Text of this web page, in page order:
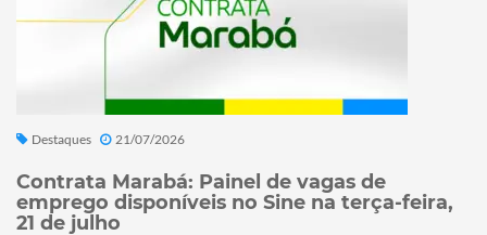
Destaques 21/07/2026
Contrata Marabá: Painel de vagas de
emprego disponíveis no Sine na terça-feira,
21 de julho